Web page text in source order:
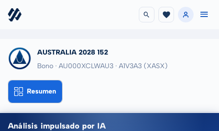
AUSTRALIA 2028 152
Bono · AU000XCLWAU3 · A1V3A3 (XASX)
Resumen
Análisis impulsado por IA